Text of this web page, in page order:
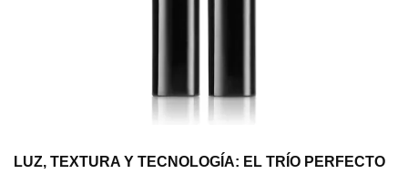
LUZ, TEXTURA Y TECNOLOGÍA: EL TRÍO PERFECTO